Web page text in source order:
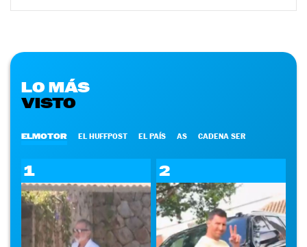
LO MÁS
VISTO
ELMOTOR EL HUFFPOST EL PAÍS AS CADENA SER
1 2